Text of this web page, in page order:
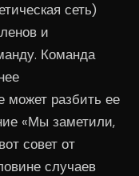
сеть)
и
Команда
может разбить ее
«Мы заметили,
совет от
случаев